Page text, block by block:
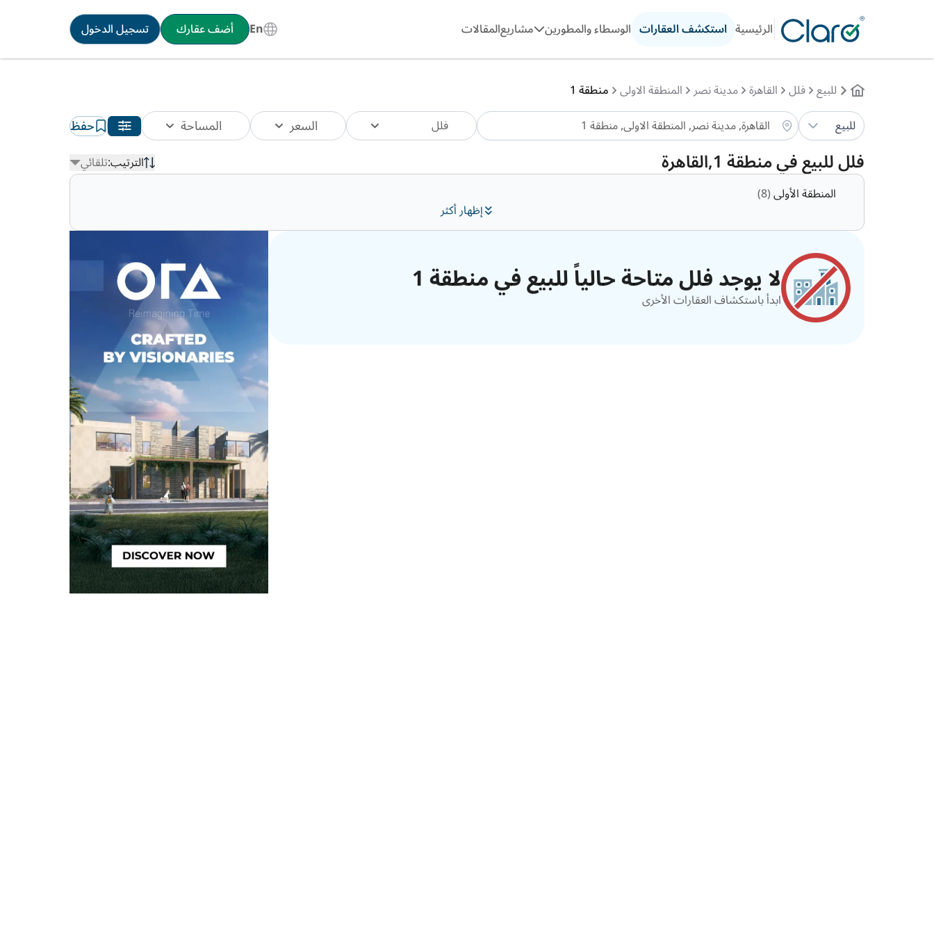
الرئيسية استكشف العقارات الوسطاء والمطورين مشاريعالمقالات En أضف عقارك تسجيل الدخول
للبيع فلل القاهرة مدينة نصر المنطقة الاولى منطقة 1
للبيع
فلل السعر المساحة حفظ
فلل للبيع في منطقة 1,القاهرة الترتيب:تلقائي
إظهار أكثر
المنطقة الأولى(8)
لا يوجد فلل متاحة حالياً للبيع في منطقة 1
ابدأ باستكشاف العقارات الأخرى